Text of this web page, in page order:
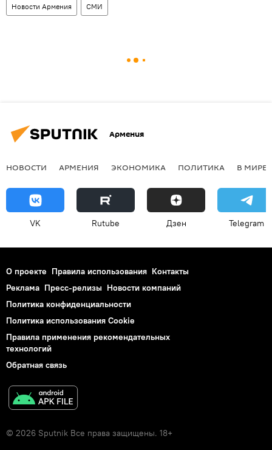
Новости Армения СМИ
Армения
НОВОСТИ АРМЕНИЯ ЭКОНОМИКА ПОЛИТИКА В МИРЕ
VK Rutube Дзен Telegram
О проекте Правила использования Контакты
Реклама Пресс-релизы Новости компаний
Политика конфиденциальности
Политика использования Cookie
Правила применения рекомендательных
технологий
Обратная связь
© 2026 Sputnik Все права защищены. 18+